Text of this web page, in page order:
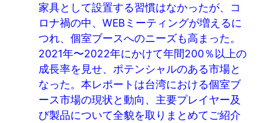
家具として設置する習慣はなかったが、コ
ロナ禍の中、WEBミーティングが増えるに
つれ、個室ブースへのニーズも高まった。
2021年〜2022年にかけて年間200％以上の
成長率を見せ、ポテンシャルのある市場と
なった。本レポートは台湾における個室ブ
ース市場の現状と動向、主要プレイヤー及
び製品について全貌を取りまとめてご紹介